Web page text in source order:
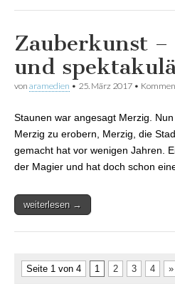
Zauberkunst
und
von aramedien • 25. März 2017 •
Staunen war angesagt Merzig.
Merzig zu erobern, Merzig, die
gemacht hat vor wenigen Jahren.
der Magier und hat doch schon
weiterlesen →
Seite 1 von 4 1 2 3 4 »